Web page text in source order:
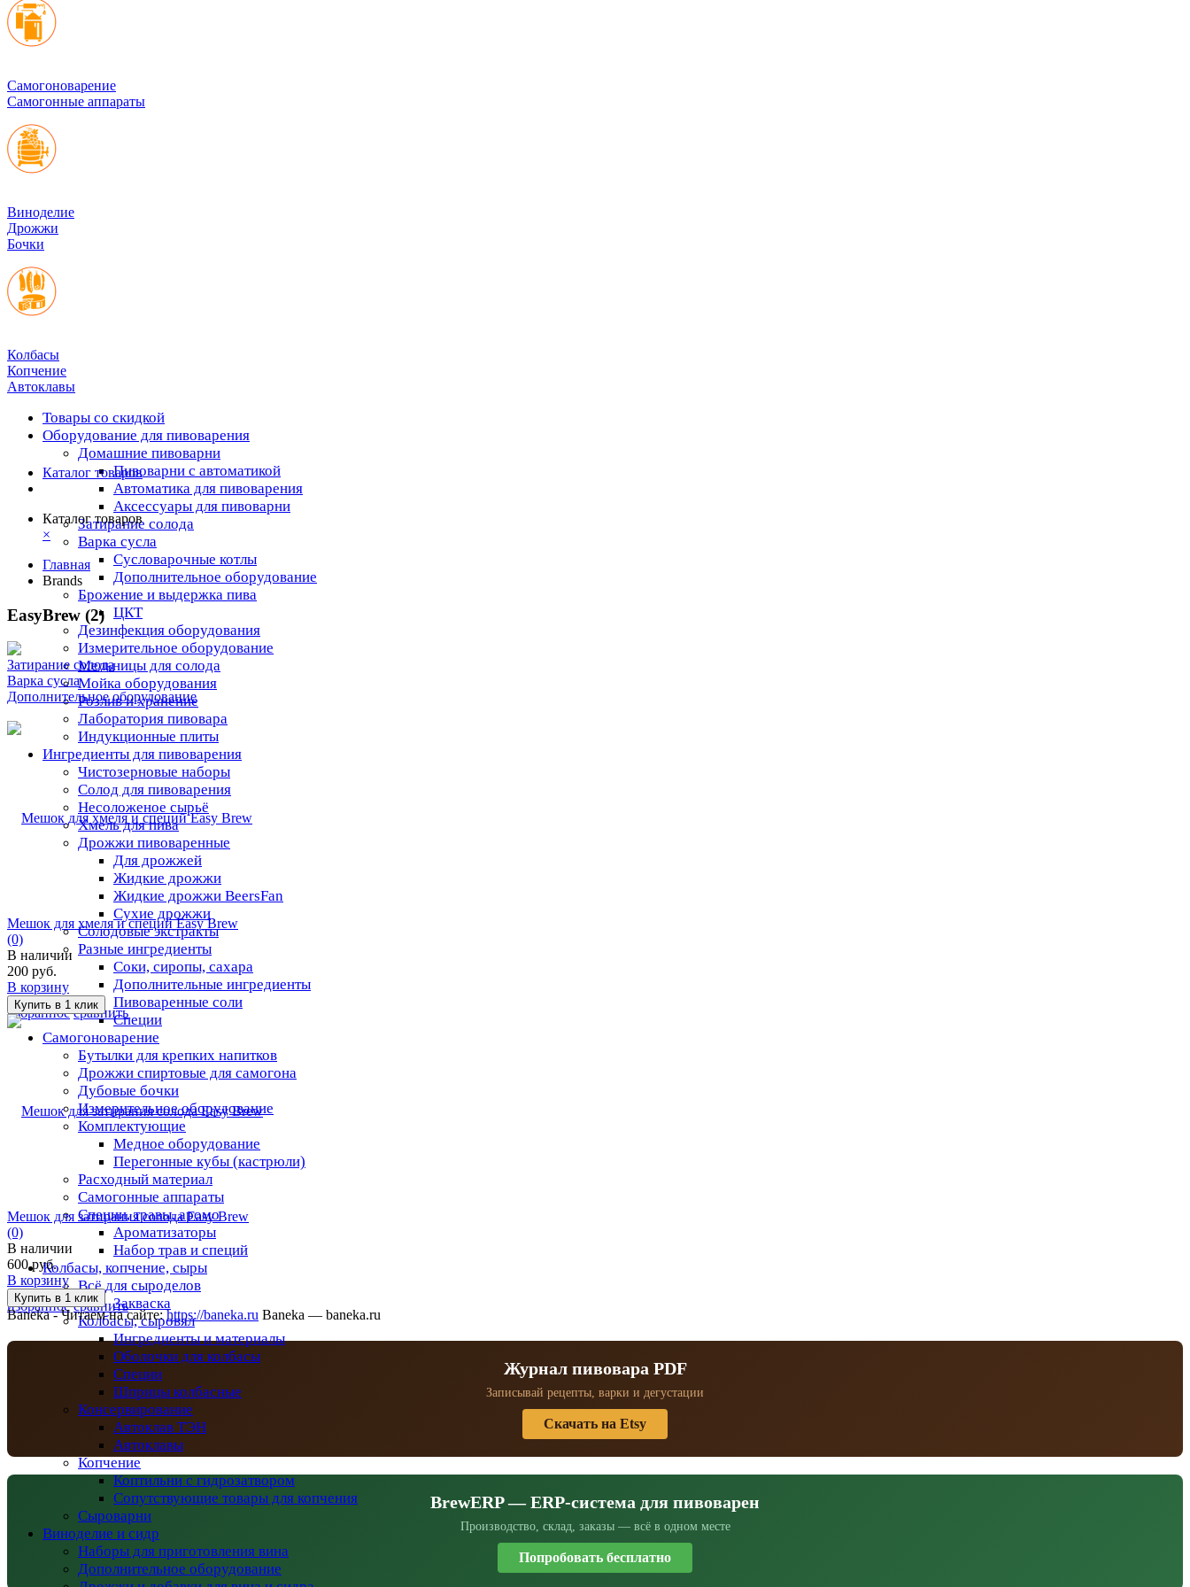
Cамогоноварение
Самогонные аппараты
Виноделие
Дрожжи
Бочки
Колбасы
Копчение
Автоклавы
Товары со скидкой
Оборудование для пивоварения
Домашние пивоварни
Пивоварни с автоматикой
Автоматика для пивоварения
Аксессуары для пивоварни
Затирание солода
Варка сусла
Cусловарочные котлы
Дополнительное оборудование
Брожение и выдержка пива
ЦКТ
Дезинфекция оборудования
Измерительное оборудование
Мельницы для солода
Мойка оборудования
Розлив и хранение
Лаборатория пивовара
Индукционные плиты
Ингредиенты для пивоварения
Чистозерновые наборы
Солод для пивоварения
Несоложеное сырьё
Хмель для пива
Дрожжи пивоваренные
Для дрожжей
Жидкие дрожжи
Жидкие дрожжи BeersFan
Сухие дрожжи
Солодовые экстракты
Разные ингредиенты
Соки, сиропы, сахара
Дополнительные ингредиенты
Пивоваренные соли
Специи
Самогоноварение
Бутылки для крепких напитков
Дрожжи спиртовые для самогона
Дубовые бочки
Измерительное оборудование
Комплектующие
Медное оборудование
Перегонные кубы (кастрюли)
Расходный материал
Самогонные аппараты
Специи, травы, аромо
Ароматизаторы
Набор трав и специй
Колбасы, копчение, сыры
Всё для сыроделов
Закваска
Колбасы, сыровял
Ингредиенты и материалы
Оболочки для колбасы
Специи
Шприцы колбасные
Консервирование
Автоклав ТЭН
Автоклавы
Копчение
Коптильни с гидрозатвором
Сопутствующие товары для копчения
Сыроварни
Виноделие и сидр
Наборы для приготовления вина
Дополнительное оборудование
Каталог товаров
Каталог товаров
×
Главная
Brands
EasyBrew (2)
Затирание солода
Варка сусла
Дополнительное оборудование
избранное сравнить
Мешок для хмеля и специй Easy Brew
(0)
В наличии
200 руб.
В корзину
избранное сравнить
Мешок для затирания солода Easy Brew
(0)
В наличии
600 руб.
В корзину
Baneka - Читаем на сайте:https://baneka.ru Baneka — baneka.ru
Журнал пивовара PDF
Записывай рецепты, варки и дегустации
Скачать на Etsy
BrewERP — ERP-система для пивоварен
Производство, склад, заказы — всё в одном месте
Попробовать бесплатно